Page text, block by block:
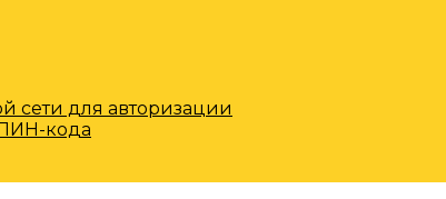
сети для авторизации
кода